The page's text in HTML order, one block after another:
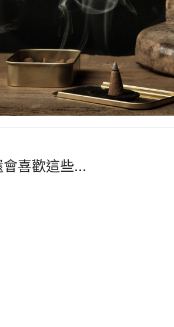
喜歡這些...